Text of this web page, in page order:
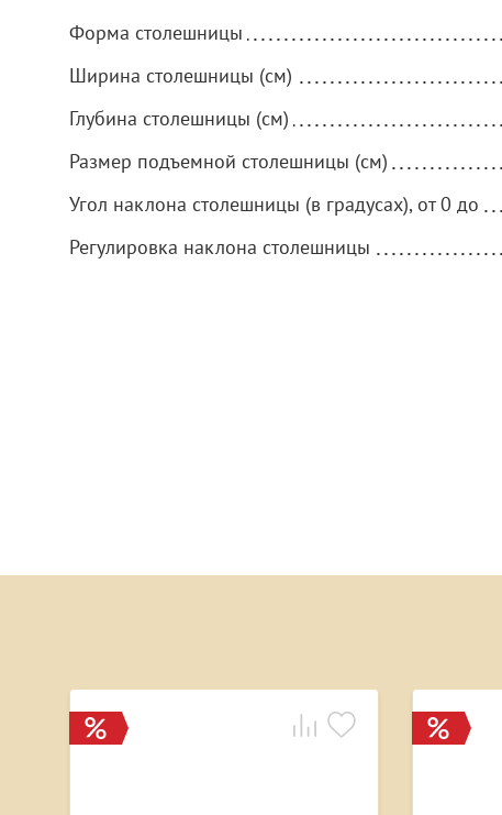
Форма столешницы
Ширина столешницы (см)
Глубина столешницы (см)
Размер подъемной столешницы (см)
Угол наклона столешницы (в градусах), от 0 до
Регулировка наклона столешницы